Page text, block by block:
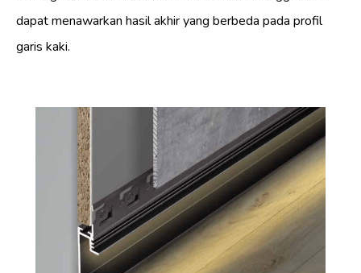
dapat menawarkan hasil akhir yang berbeda pada profil
garis kaki.